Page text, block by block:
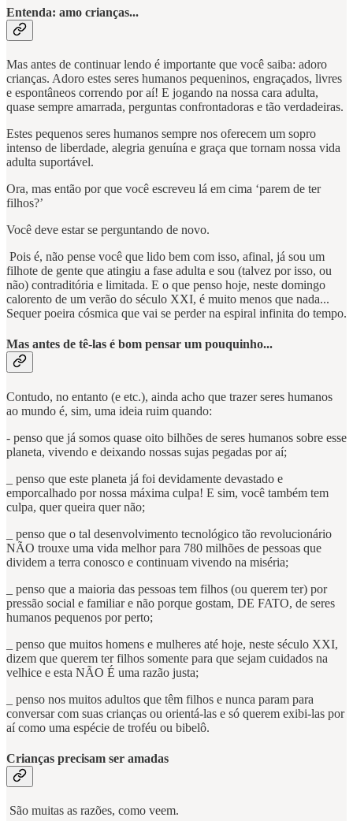
Entenda: amo crianças...
Mas antes de continuar lendo é importante que você saiba: adoro
crianças. Adoro estes seres humanos pequeninos, engraçados, livres
e espontâneos correndo por aí! E jogando na nossa cara adulta,
quase sempre amarrada, perguntas confrontadoras e tão verdadeiras.
Estes pequenos seres humanos sempre nos oferecem um sopro
intenso de liberdade, alegria genuína e graça que tornam nossa vida
adulta suportável.
Ora, mas então por que você escreveu lá em cima ‘parem de ter
filhos?’
Você deve estar se perguntando de novo.
Pois é, não pense você que lido bem com isso, afinal, já sou um
filhote de gente que atingiu a fase adulta e sou (talvez por isso, ou
não) contraditória e limitada. E o que penso hoje, neste domingo
calorento de um verão do século XXI, é muito menos que nada...
Sequer poeira cósmica que vai se perder na espiral infinita do tempo.
Mas antes de tê-las é bom pensar um pouquinho...
Contudo, no entanto (e etc.), ainda acho que trazer seres humanos
ao mundo é, sim, uma ideia ruim quando:
- penso que já somos quase oito bilhões de seres humanos sobre esse
planeta, vivendo e deixando nossas sujas pegadas por aí;
_ penso que este planeta já foi devidamente devastado e
emporcalhado por nossa máxima culpa! E sim, você também tem
culpa, quer queira quer não;
_ penso que o tal desenvolvimento tecnológico tão revolucionário
NÃO trouxe uma vida melhor para 780 milhões de pessoas que
dividem a terra conosco e continuam vivendo na miséria;
_ penso que a maioria das pessoas tem filhos (ou querem ter) por
pressão social e familiar e não porque gostam, DE FATO, de seres
humanos pequenos por perto;
_ penso que muitos homens e mulheres até hoje, neste século XXI,
dizem que querem ter filhos somente para que sejam cuidados na
velhice e esta NÃO É uma razão justa;
_ penso nos muitos adultos que têm filhos e nunca param para
conversar com suas crianças ou orientá-las e só querem exibi-las por
aí como uma espécie de troféu ou bibelô.
Crianças precisam ser amadas
São muitas as razões, como veem.